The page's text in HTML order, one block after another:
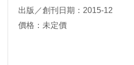
出版／創刊日期：2015-12
價格：未定價